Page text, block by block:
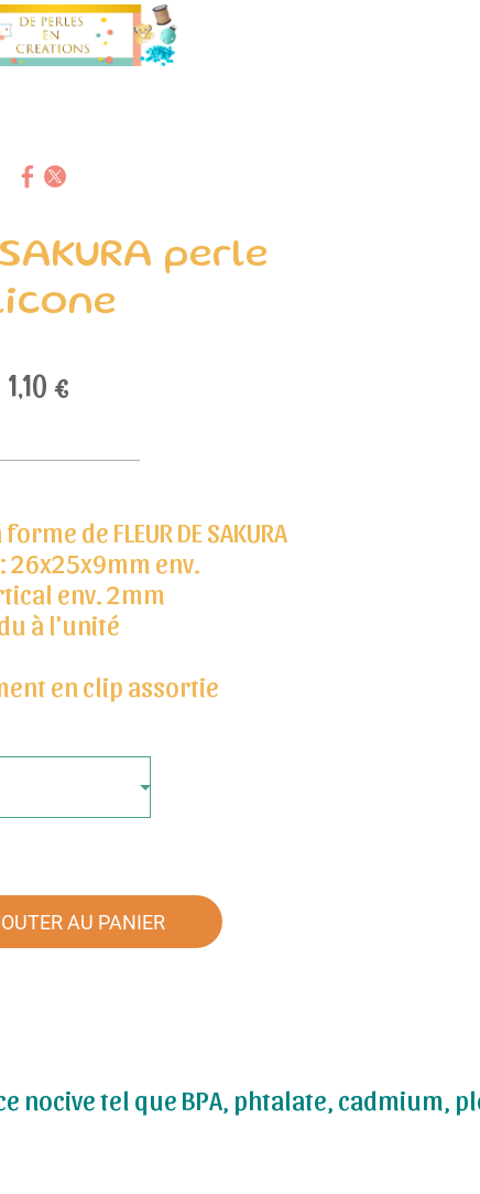
SAKURA perle
1,10 €
de FLEUR DE SAKURA
26x25x9mm env.
env. 2mm
à l'unité
en clip assortie
AU PANIER
tel que BPA, phtalate, cadmium,